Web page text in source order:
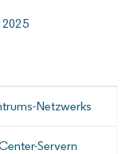
Netzwerks
Servern